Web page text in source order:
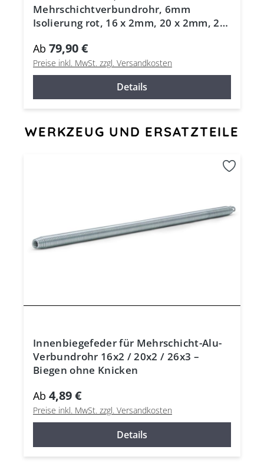
Mehrschichtverbundrohr, 6mm
Isolierung rot, 16 x 2mm, 20 x 2mm, 26
Ab 79,90 €
Preise inkl. MwSt. zzgl. Versandkosten
Details
Produktgalerie überspringen
WERKZEUG UND ERSATZTEILE
Innenbiegefeder für Mehrschicht-Alu-
Verbundrohr 16x2 / 20x2 / 26x3 –
Biegen ohne Knicken
Ab 4,89 €
Preise inkl. MwSt. zzgl. Versandkosten
Details